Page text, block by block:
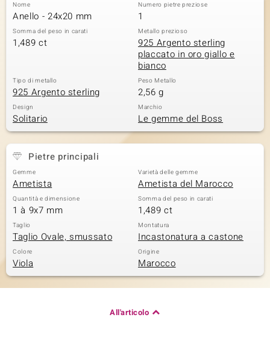
Nome
Anello - 24x20 mm
Numero pietre preziose
1
Somma del peso in carati
1,489 ct
Metallo prezioso
925 Argento sterling
placcato in oro giallo e
bianco
Tipo di metallo
925 Argento sterling
Peso Metallo
2,56 g
Design
Solitario
Marchio
Le gemme del Boss
Pietre principali
Gemme
Ametista
Varietà delle gemme
Ametista del Marocco
Quantità e dimensione
1 à 9x7 mm
Somma del peso in carati
1,489 ct
Taglio
Taglio Ovale, smussato
Montatura
Incastonatura a castone
Colore
Viola
Origine
Marocco
All'articolo